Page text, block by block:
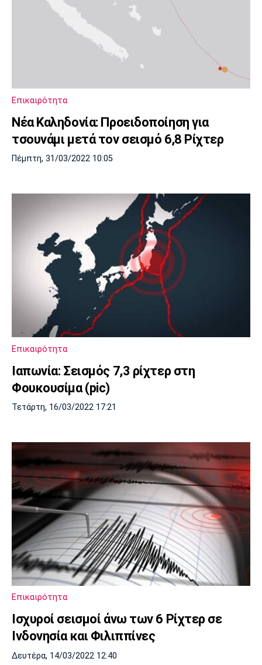
Επικαιρότητα
Νέα Καληδονία: Προειδοποίηση για
τσουνάμι μετά τον σεισμό 6,8 Ρίχτερ
Πέμπτη, 31/03/2022 10:05
Επικαιρότητα
Ιαπωνία: Σεισμός 7,3 ρίχτερ στη
Φουκουσίμα (pic)
Τετάρτη, 16/03/2022 17:21
Επικαιρότητα
Ισχυροί σεισμοί άνω των 6 Ρίχτερ σε
Ινδονησία και Φιλιππίνες
Δευτέρα, 14/03/2022 12:40